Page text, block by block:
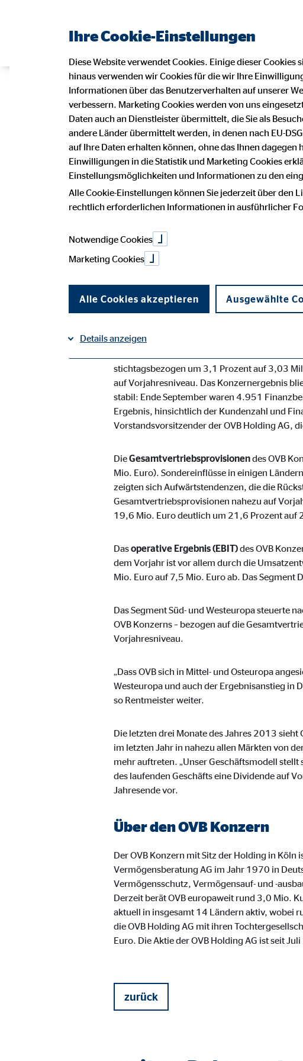
OVB zeigt
Umfeld
Public Relations
Köln, 7. November 2013
stichtagsbezogen um 3,1 Prozent auf 3,03
auf Vorjahresniveau. Das Konzernergebnis
stabil: Ende September waren 4.951
Ergebnis, hinsichtlich der Kundenzahl und
Vorstandsvorsitzender der OVB Holding AG,
DieGesamtvertriebsprovisionendes OVB
Mio. Euro). Sondereinflüsse in einigen
zeigten sich Aufwärtstendenzen, die die
Gesamtvertriebsprovisionen nahezu auf
19,6 Mio. Euro deutlich um 21,6 Prozent auf
Dasoperative Ergebnis (EBIT)des OVB
dem Vorjahr ist vor allem durch die
Mio. Euro auf 7,5 Mio. Euro ab. Das Segment
Das Segment Süd- und Westeuropa steuerte
OVB Konzerns – bezogen auf die
Vorjahresniveau.
„Dass OVB sich in Mittel- und Osteuropa
Westeuropa und auch der Ergebnisanstieg in
so Rentmeister weiter.
Die letzten drei Monate des Jahres 2013
im letzten Jahr in nahezu allen Märkten von
mehr auftreten. „Unser Geschäftsmodell
des laufenden Geschäfts eine Dividende auf
Jahresende vor.
Über den OVB Konzern
Der OVB Konzern mit Sitz der Holding in
Vermögensberatung AG im Jahr 1970 in
Vermögensschutz, Vermögensauf- und -
Derzeit berät OVB europaweit rund 3,0 Mio.
aktuell in insgesamt 14 Ländern aktiv, wobei
die OVB Holding AG mit ihren
Euro. Die Aktie der OVB Holding AG ist seit
zurück
Ihre Cookie-Einstellungen
Diese Website verwendet Cookies. Einige dieser
hinaus verwenden wir Cookies für die wir Ihre
Informationen über das Benutzerverhalten auf unserer
verbessern. Marketing Cookies werden von uns
Daten auch an Dienstleister übermittelt, die Sie als
andere Länder übermittelt werden, in denen nach EU-
auf Ihre Daten erhalten können, ohne das Ihnen
Einwilligungen in die Statistik und Marketing Cookies
Einstellungsmöglichkeiten und Informationen zu den
Alle Cookie-Einstellungen können Sie jederzeit über den
rechtlich erforderlichen Informationen in ausführlicher
Notwendige Cookies
Marketing Cookies
Alle Cookies akzeptieren Ausgewählte
Details anzeigen
Notwendige Cookies
Notwendige Cookies ermöglichen grundlegende Funktionen
Funktion der Webseite einschränken.
Einverständnis Cookie | Empfänger: OVB
Anbieter: mindshape
Speichern
Cookie Laufzeit: 1 Jahr
Benutzereinstellungen | Empfänger: OVB
fe_typo_user
Anbieter: TYPO3
Cookie Laufzeit: Browser-
Statistik Cookies erfassen Informationen anonym. Diese
Google Analytics | Empfänger: OVB, Google Ireland
Anbieter:
Cookie Laufzeit: bis zu 26
Marketing Cookies
Marketing Cookies werden eingesetzt, um personalisierte
Besucher über die Websites hinweg verfolgen.
Facebook Pixel | Empfänger: OVB, Facebook Ireland
Impressum Datenschutz